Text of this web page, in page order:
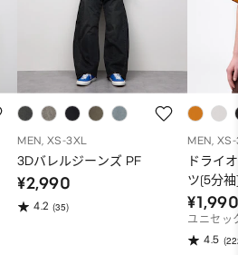
MEN, XS-3XL
3Dバレルジーンズ PF
¥2,990
4.2 (35)
MEN,
ドライ
ツ(5分
ユニセッ
4.5